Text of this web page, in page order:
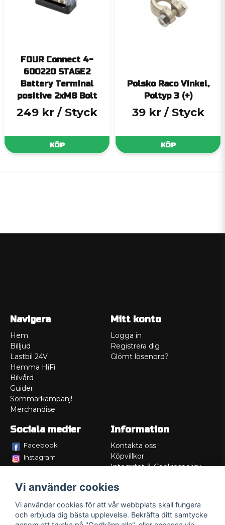
FOUR Connect 4-
600220 STAGE2
Battery Terminal
positive 2xM8 Bolt
249 kr / Styck
KÖP
Polsko Raco Vinkel,
Poltyp 3 (+)
39 kr / Styck
KÖP
Navigera
Hem
Billjud
Lastbil 24V
Hemma HiFi
Bilvård
Guider
Sommarkampanj!
Merchandise
Mitt konto
Logga in
Registrera dig
Glömt lösenord?
Sociala medier
Facebook
Instagram
Information
Kontakta oss
Köpvillkor
Integritet & Cookiespolicy
Service/Garanti
Lådritning
Om oss
Vi använder cookies
Vi använder cookies för att vår webbplats skall fungera
och erbjuda dig bästa upplevelse. Bekräfta ditt samtycke